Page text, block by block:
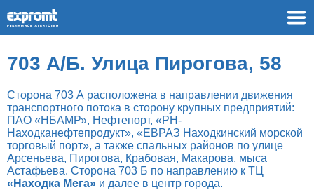
703 А/Б. Улица Пирогова, 58
Сторона 703 А расположена в направлении движения
транспортного потока в сторону крупных предприятий:
ПАО «НБАМР», Нефтепорт, «РН-
Находканефтепродукт», «ЕВРАЗ Находкинский морской
торговый порт», а также спальных районов по улице
Арсеньева, Пирогова, Крабовая, Макарова, мыса
Астафьева. Сторона 703 Б по направлению к ТЦ
«Находка Мега» и далее в центр города.